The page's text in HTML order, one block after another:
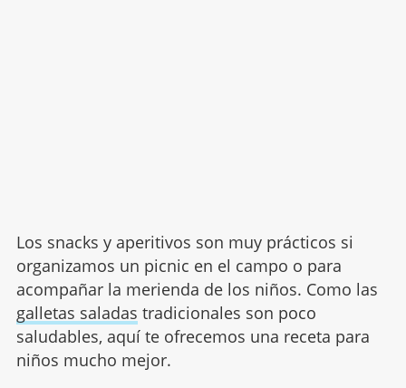
Los snacks y aperitivos son muy prácticos si
organizamos un picnic en el campo o para
acompañar la merienda de los niños. Como las
galletas saladas tradicionales son poco
saludables, aquí te ofrecemos una receta para
niños mucho mejor.